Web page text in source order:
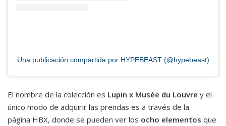
Una publicación compartida por HYPEBEAST (@hypebeast)
El nombre de la colección es Lupin x Musée du Louvre y el
único modo de adquirir las prendas es a través de la
página HBX, donde se pueden ver los ocho elementos que